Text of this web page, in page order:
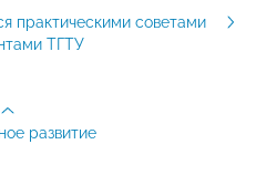
практическими советами
ТГТУ
развитие